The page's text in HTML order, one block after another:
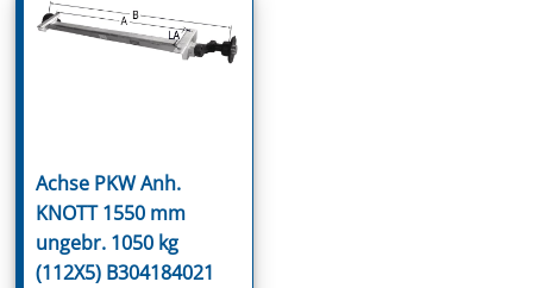
Achse PKW Anh.
KNOTT 1550 mm
ungebr. 1050 kg
(112X5) B304184021